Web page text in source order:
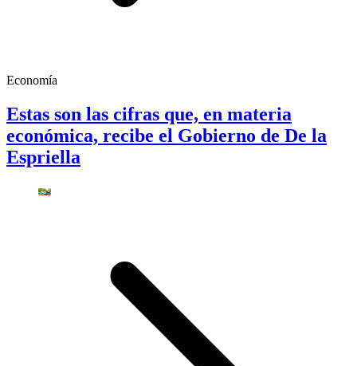
Economía
Estas son las cifras que, en materia
económica, recibe el Gobierno de De la
Espriella